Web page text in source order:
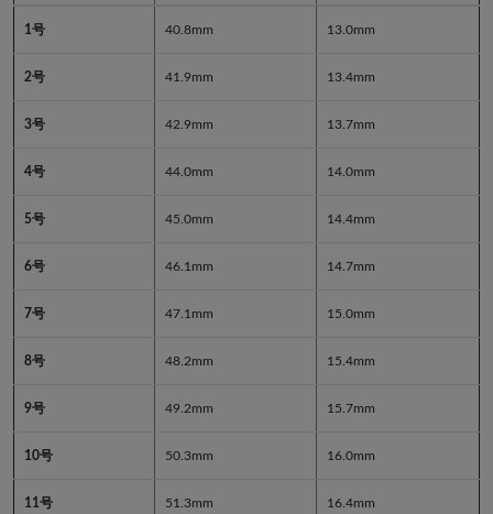
1号 40.8mm 13.0mm
2号 41.9mm 13.4mm
3号 42.9mm 13.7mm
4号 44.0mm 14.0mm
5号 45.0mm 14.4mm
6号 46.1mm 14.7mm
7号 47.1mm 15.0mm
8号 48.2mm 15.4mm
9号 49.2mm 15.7mm
10号 50.3mm 16.0mm
11号 51.3mm 16.4mm